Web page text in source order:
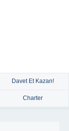
Davet Et Kazan!
Charter